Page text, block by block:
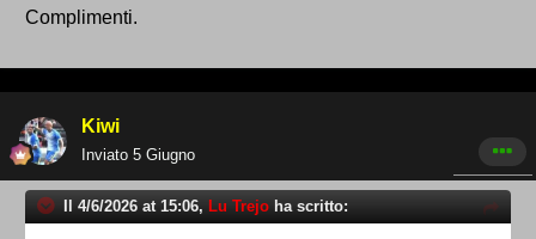
Complimenti.
Kiwi
Inviato 5 Giugno
Il 4/6/2026 at 15:06, Lu Trejo ha scritto: